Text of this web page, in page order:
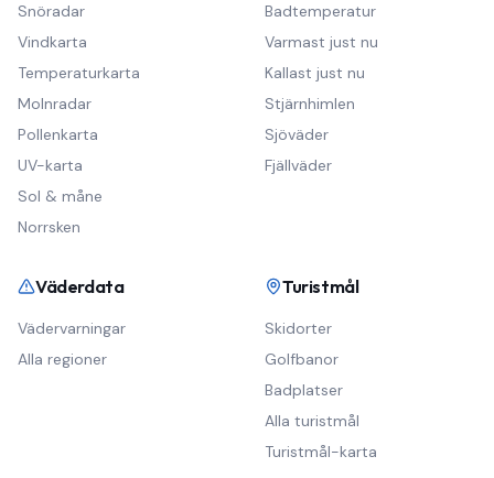
Snöradar
Vindkarta
Temperaturkarta
Molnradar
Pollenkarta
UV-karta
Sol & måne
Norrsken
Badtemperatur
Varmast just nu
Kallast just nu
Stjärnhimlen
Sjöväder
Fjällväder
Väderdata
Vädervarningar
Alla regioner
Turistmål
Skidorter
Golfbanor
Badplatser
Alla turistmål
Turistmål-karta